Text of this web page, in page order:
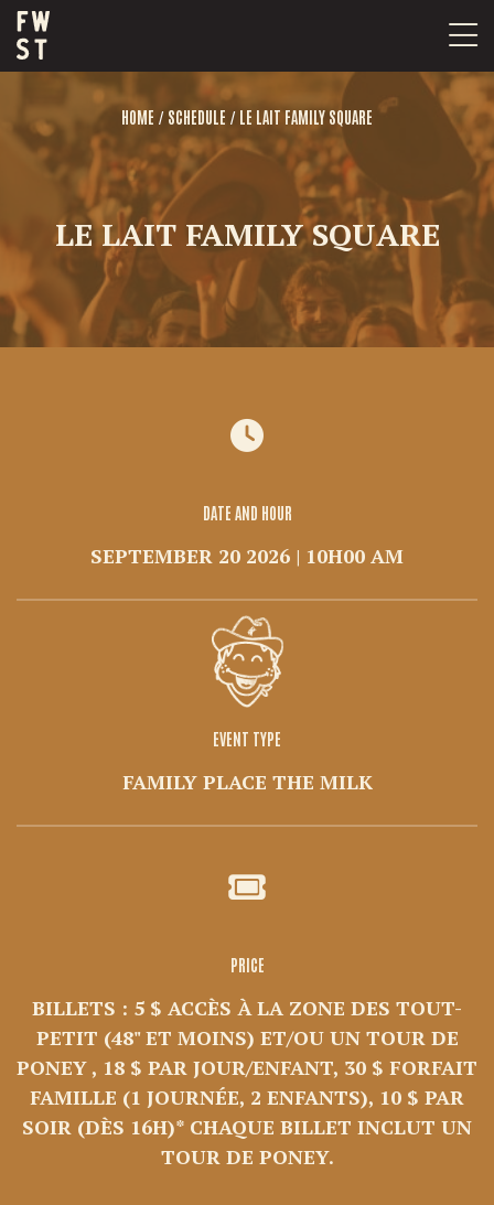
Skip
content
HOME / SCHEDULE / LE LAIT FAMILY SQUARE
LE LAIT FAMILY SQUARE
DATE AND HOUR
SEPTEMBER 20 2026 | 10H00 AM
EVENT TYPE
FAMILY PLACE THE MILK
PRICE
BILLETS : 5 $ ACCÈS À LA ZONE DES TOUT-
PETIT (48" ET MOINS) ET/OU UN TOUR DE
PONEY , 18 $ PAR JOUR/ENFANT, 30 $ FORFAIT
FAMILLE (1 JOURNÉE, 2 ENFANTS), 10 $ PAR
SOIR (DÈS 16H)* CHAQUE BILLET INCLUT UN
TOUR DE PONEY.